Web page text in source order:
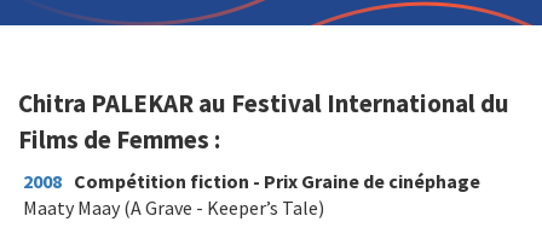
Chitra PALEKAR au Festival International du
Films de Femmes :
2008 Compétition fiction - Prix Graine de cinéphage
Maaty Maay (A Grave - Keeper’s Tale)